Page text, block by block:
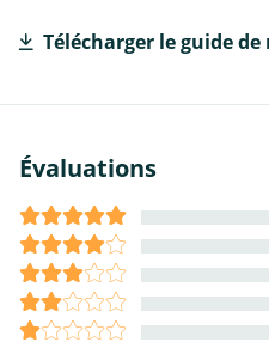
Télécharger le guide
Évaluations